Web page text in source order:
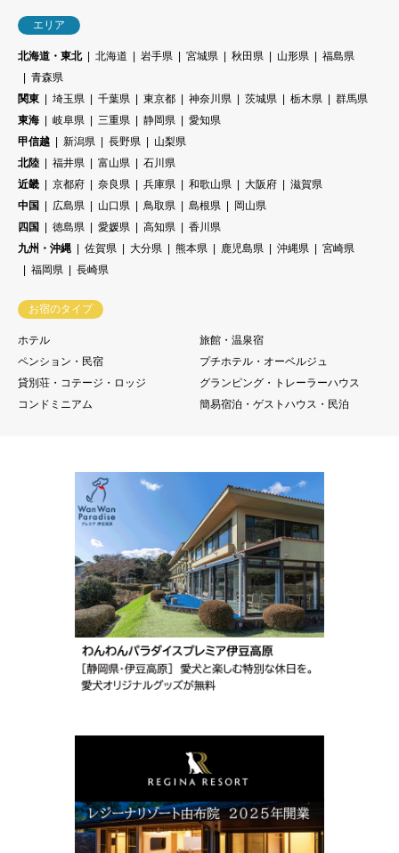
エリア
北海道・東北 北海道 岩手県 宮城県 秋田県 山形県
福島県
青森県
関東
埼玉県 千葉県 東京都 神奈川県 茨城県 栃木県
群馬県
東海
岐阜県 三重県 静岡県
愛知県
甲信越
新潟県 長野県
山梨県
北陸
福井県 富山県
石川県
近畿
京都府 奈良県 兵庫県 和歌山県 大阪府
滋賀県
中国
広島県 山口県 鳥取県 島根県
岡山県
四国
徳島県 愛媛県 高知県
香川県
九州・沖縄
佐賀県 大分県 熊本県 鹿児島県 沖縄県
宮崎県
福岡県
長崎県
お宿のタイプ
ホテル
旅館・温泉宿
ペンション・民宿
プチホテル・オーベルジュ
貸別荘・コテージ・ロッジ
グランピング・トレーラーハウス
コンドミニアム
簡易宿泊・ゲストハウス・民泊